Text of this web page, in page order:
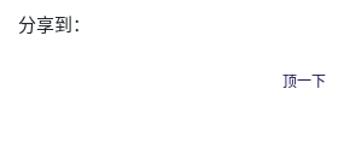
分享到：
顶一下